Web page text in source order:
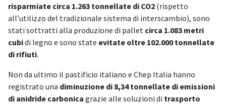
risparmiate circa 1.263 tonnellate di CO2 (rispetto
all’utilizzo del tradizionale sistema di interscambio), sono
stati sottratti alla produzione di pallet circa 1.083 metri
cubidi legno e sono state evitate oltre 102.000 tonnellate
di rifiuti.
Non da ultimo il pastificio italiano e Chep Italia hanno
registrato una diminuzione di 8,34 tonnellate di emissioni
di anidride carbonica grazie alle soluzioni di trasporto